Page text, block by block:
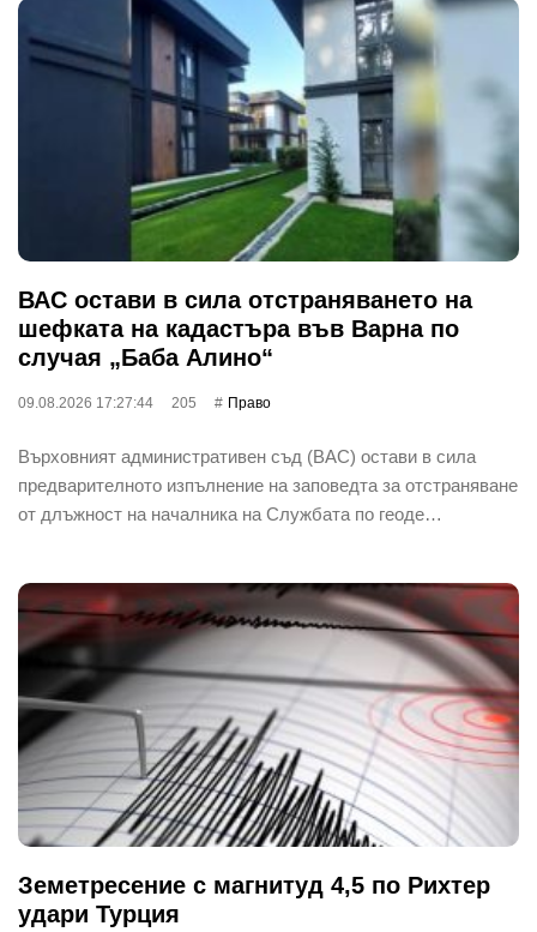
ВАС остави в сила отстраняването на
шефката на кадастъра във Варна по
случая „Баба Алино“
09.08.2026 17:27:44 205 Право
Върховният административен съд (ВАС) остави в сила
предварителното изпълнение на заповедта за отстраняване
от длъжност на началника на Службата по геоде…
Земетресение с магнитуд 4,5 по Рихтер
удари Турция